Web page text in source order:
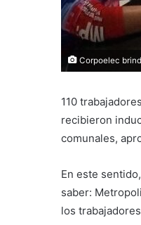
Corpoelec
110
recibieron
comunales,
En este
saber:
los